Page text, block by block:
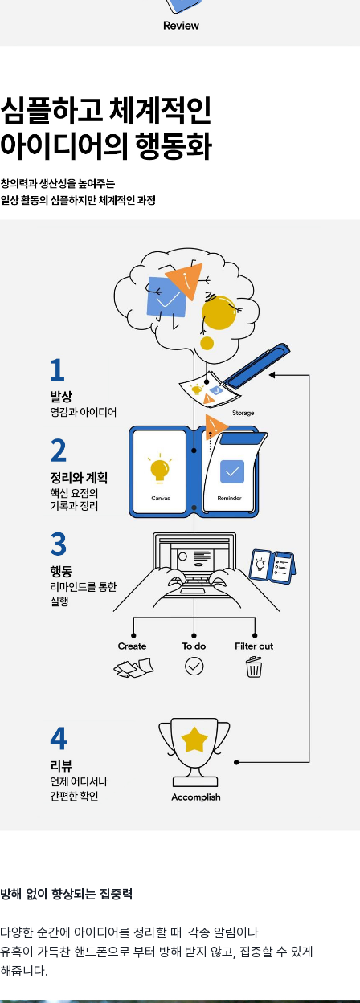
방해 없이 향상되는 집중력
다양한 순간에 아이디어를 정리할 때 각종 알림이나
유혹이 가득찬 핸드폰으로 부터 방해 받지 않고, 집중할 수 있게
해줍니다.